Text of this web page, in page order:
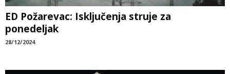
ED Požarevac: Isključenja struje za
ponedeljak
28/12/2024